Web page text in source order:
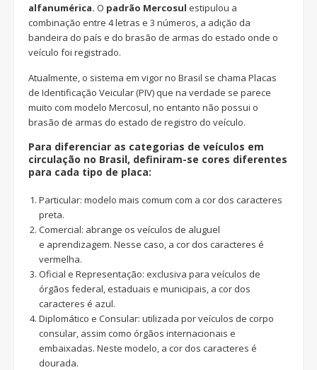
alfanumérica. O padrão Mercosul estipulou a
combinação entre 4 letras e 3 números, a adição da
bandeira do país e do brasão de armas do estado onde o
veículo foi registrado.
Atualmente, o sistema em vigor no Brasil se chama Placas
de Identificação Veicular (PIV) que na verdade se parece
muito com modelo Mercosul, no entanto não possui o
brasão de armas do estado de registro do veículo.
Para diferenciar as categorias de veículos em
circulação no Brasil, definiram-se cores diferentes
para cada tipo de placa:
Particular: modelo mais comum com a cor dos caracteres
preta.
Comercial: abrange os veículos de aluguel
e aprendizagem. Nesse caso, a cor dos caracteres é
vermelha.
Oficial e Representação: exclusiva para veículos de
órgãos federal, estaduais e municipais, a cor dos
caracteres é azul.
Diplomático e Consular: utilizada por veículos de corpo
consular, assim como órgãos internacionais e
embaixadas. Neste modelo, a cor dos caracteres é
dourada.